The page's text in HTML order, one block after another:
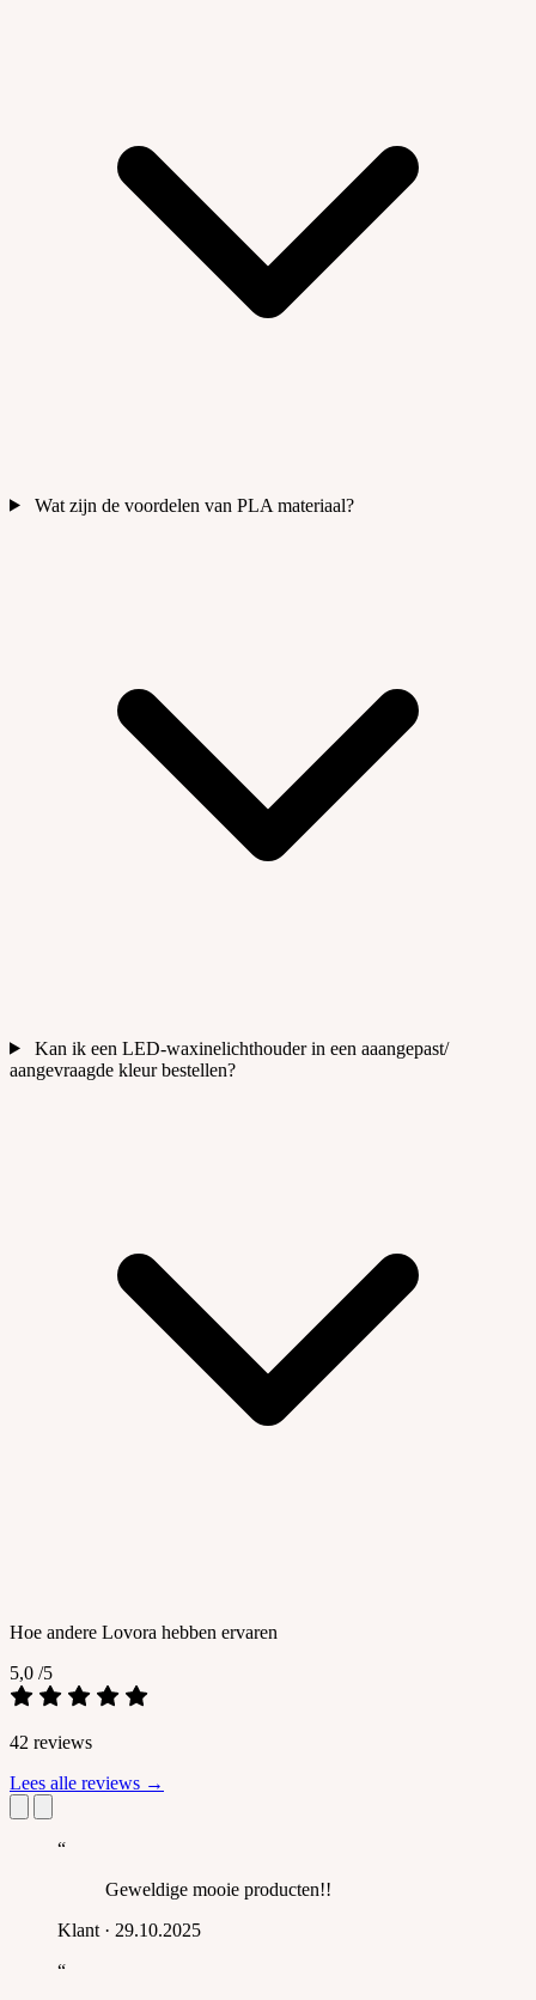
Wat zijn de voordelen van PLA materiaal?
Kan ik een LED-waxinelichthouder in een aaangepast/
aangevraagde kleur bestellen?
Hoe andere Lovora hebben ervaren
5,0 /5
42 reviews
Lees alle reviews →
“
Geweldige mooie producten!!
Klant · 29.10.2025
“